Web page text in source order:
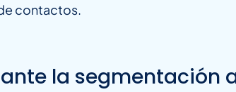
contactos.
la segmentación